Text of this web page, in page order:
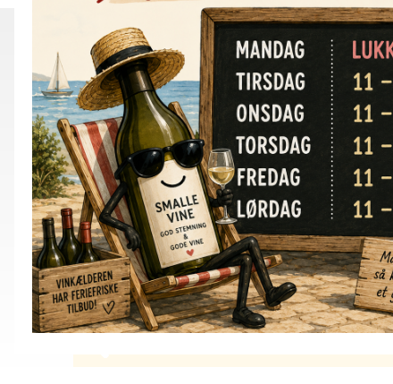
Tombacco
Primotivo di
Manudura 2025
Sommerens grill-bombe. 6
fl. for 600,-
KØB HER